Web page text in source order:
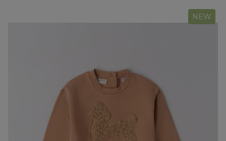
NEW